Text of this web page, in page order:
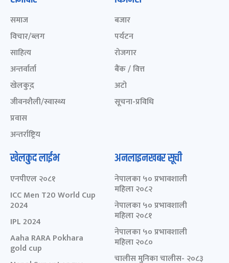
समाज
विचार/ब्लग
साहित्य
अन्तर्वार्ता
खेलकुद़़
जीवनशैली/स्वास्थ्य
प्रवास
अन्तर्राष्ट्रिय
बजार
पर्यटन
रोजगार
बैंक / वित्त
अटो
सूचना-प्रविधि
खेलकुद लाईभ
एनपीएल २०८१
ICC Men T20 World Cup
2024
IPL 2024
Aaha RARA Pokhara
gold cup
अनलाइनखबर सूची
नेपालका ५० प्रभावशाली
महिला २०८२
नेपालका ५० प्रभावशाली
महिला २०८१
नेपालका ५० प्रभावशाली
महिला २०८०
चालीस मुनिका चालीस- २०८३